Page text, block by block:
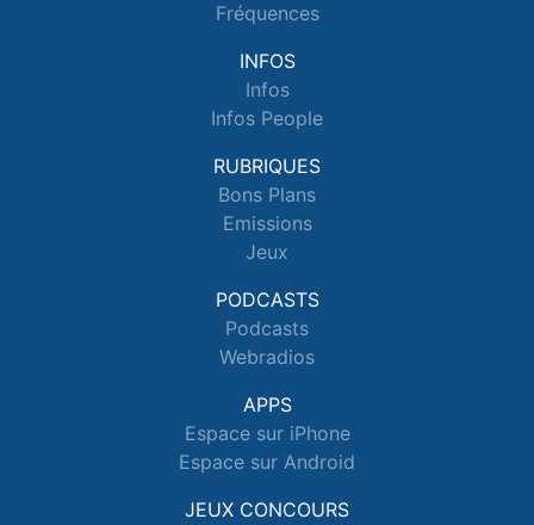
Fréquences
INFOS
Infos
Infos People
RUBRIQUES
Bons Plans
Emissions
Jeux
PODCASTS
Podcasts
Webradios
APPS
Espace sur iPhone
Espace sur Android
JEUX CONCOURS